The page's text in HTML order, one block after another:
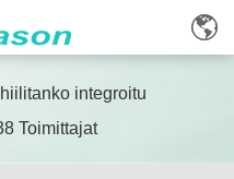
integroitu
Toimittajat